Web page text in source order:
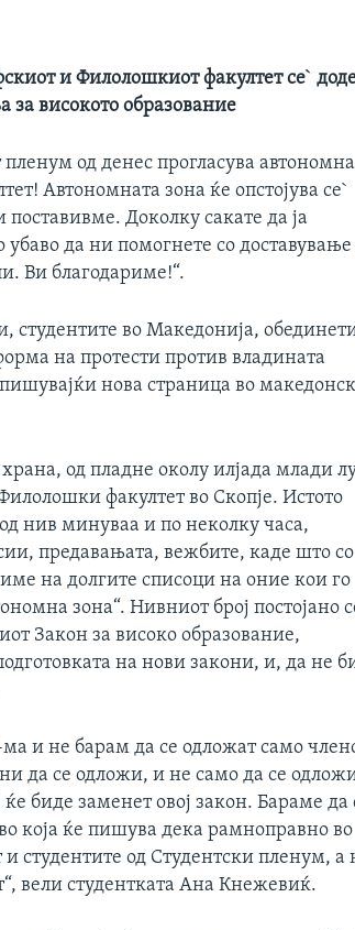
и Филолошкиот факултет се`
за високото образование
од денес прогласува автономна
Автономната зона ќе опстојува се`
Доколку сакате да ја
да ни помогнете со доставување
Ви благодариме!“.
студентите во Македонија,
на протести против владината
нова страница во
од пладне околу илјада млади
факултет во Скопје. Истото
нив минуваа и по неколку часа,
предавањата, вежбите, каде што со
на долгите списоци на оние кои го
зона“. Нивниот број постојано
Закон за високо образование,
на нови закони, и, да не
и не барам да се одложат само
да се одложи, и не само да се
биде заменет овој закон. Бараме да
која ќе пишува дека рамноправно во
студентите од Студентски пленум, а
вели студентката Ана Кнежевиќ.